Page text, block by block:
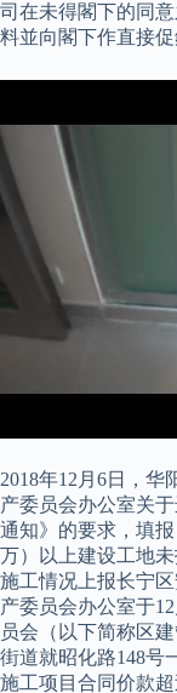
司在未得閣下的同
料並向閣下作直接促
2018年12月6日，
产委员会办公室关
通知》的要求，填
万）以上建设工地
施工情况上报长宁
产委员会办公室于
员会（以下简称区
街道就昭化路148号
施工项目合同价款